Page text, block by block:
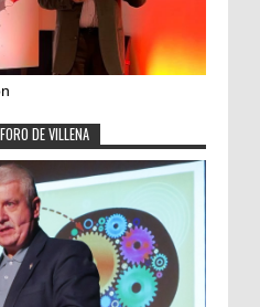
DE VILLENA